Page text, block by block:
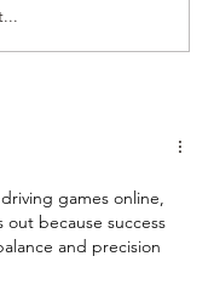
ลางแจ้งในฤดู
กปลาวากา
games online,
out because success
and precision